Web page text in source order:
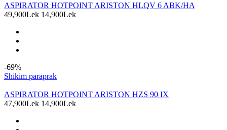
ASPIRATOR HOTPOINT ARISTON HLQV 6 ABK/HA
49,900Lek 14,900Lek
-69%
Shikim paraprak
ASPIRATOR HOTPOINT ARISTON HZS 90 IX
47,900Lek 14,900Lek